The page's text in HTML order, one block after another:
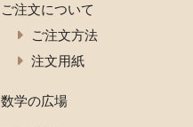
ご注文について
ご注文方法
注文用紙
数学の広場